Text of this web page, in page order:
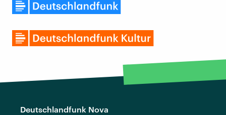
Deutschlandfunk Nova